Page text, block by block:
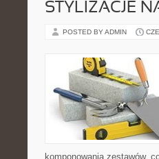
STYLIZACJE
POSTED BY ADMIN
komponowania zestawów,